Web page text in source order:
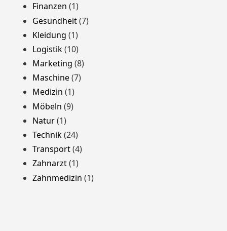
Finanzen (1)
Gesundheit(7)
Kleidung (1)
Logistik(10)
Marketing (8)
Maschine(7)
Medizin (1)
Möbeln (9)
Natur(1)
Technik(24)
Transport(4)
Zahnarzt(1)
Zahnmedizin (1)